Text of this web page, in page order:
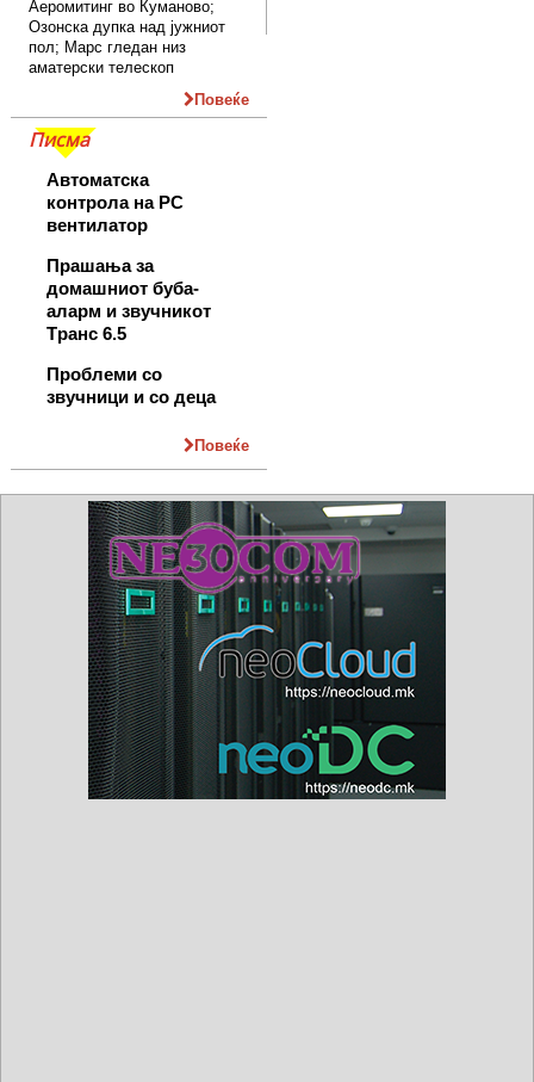
Аеромитинг во Куманово;
Озонска дупка над јужниот
пол; Марс гледан низ
аматерски телескоп
Повеќе
Писма
Автоматска
контрола на PC
вентилатор
Прашања за
домашниот буба-
аларм и звучникот
Tранс 6.5
Проблеми со
звучници и со деца
Повеќе